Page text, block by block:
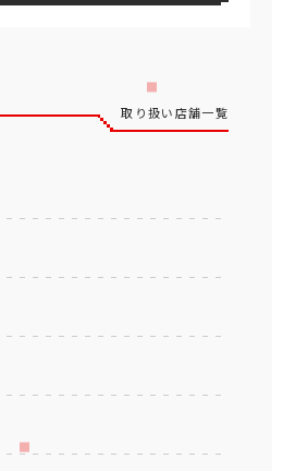
取り扱い店舗一覧